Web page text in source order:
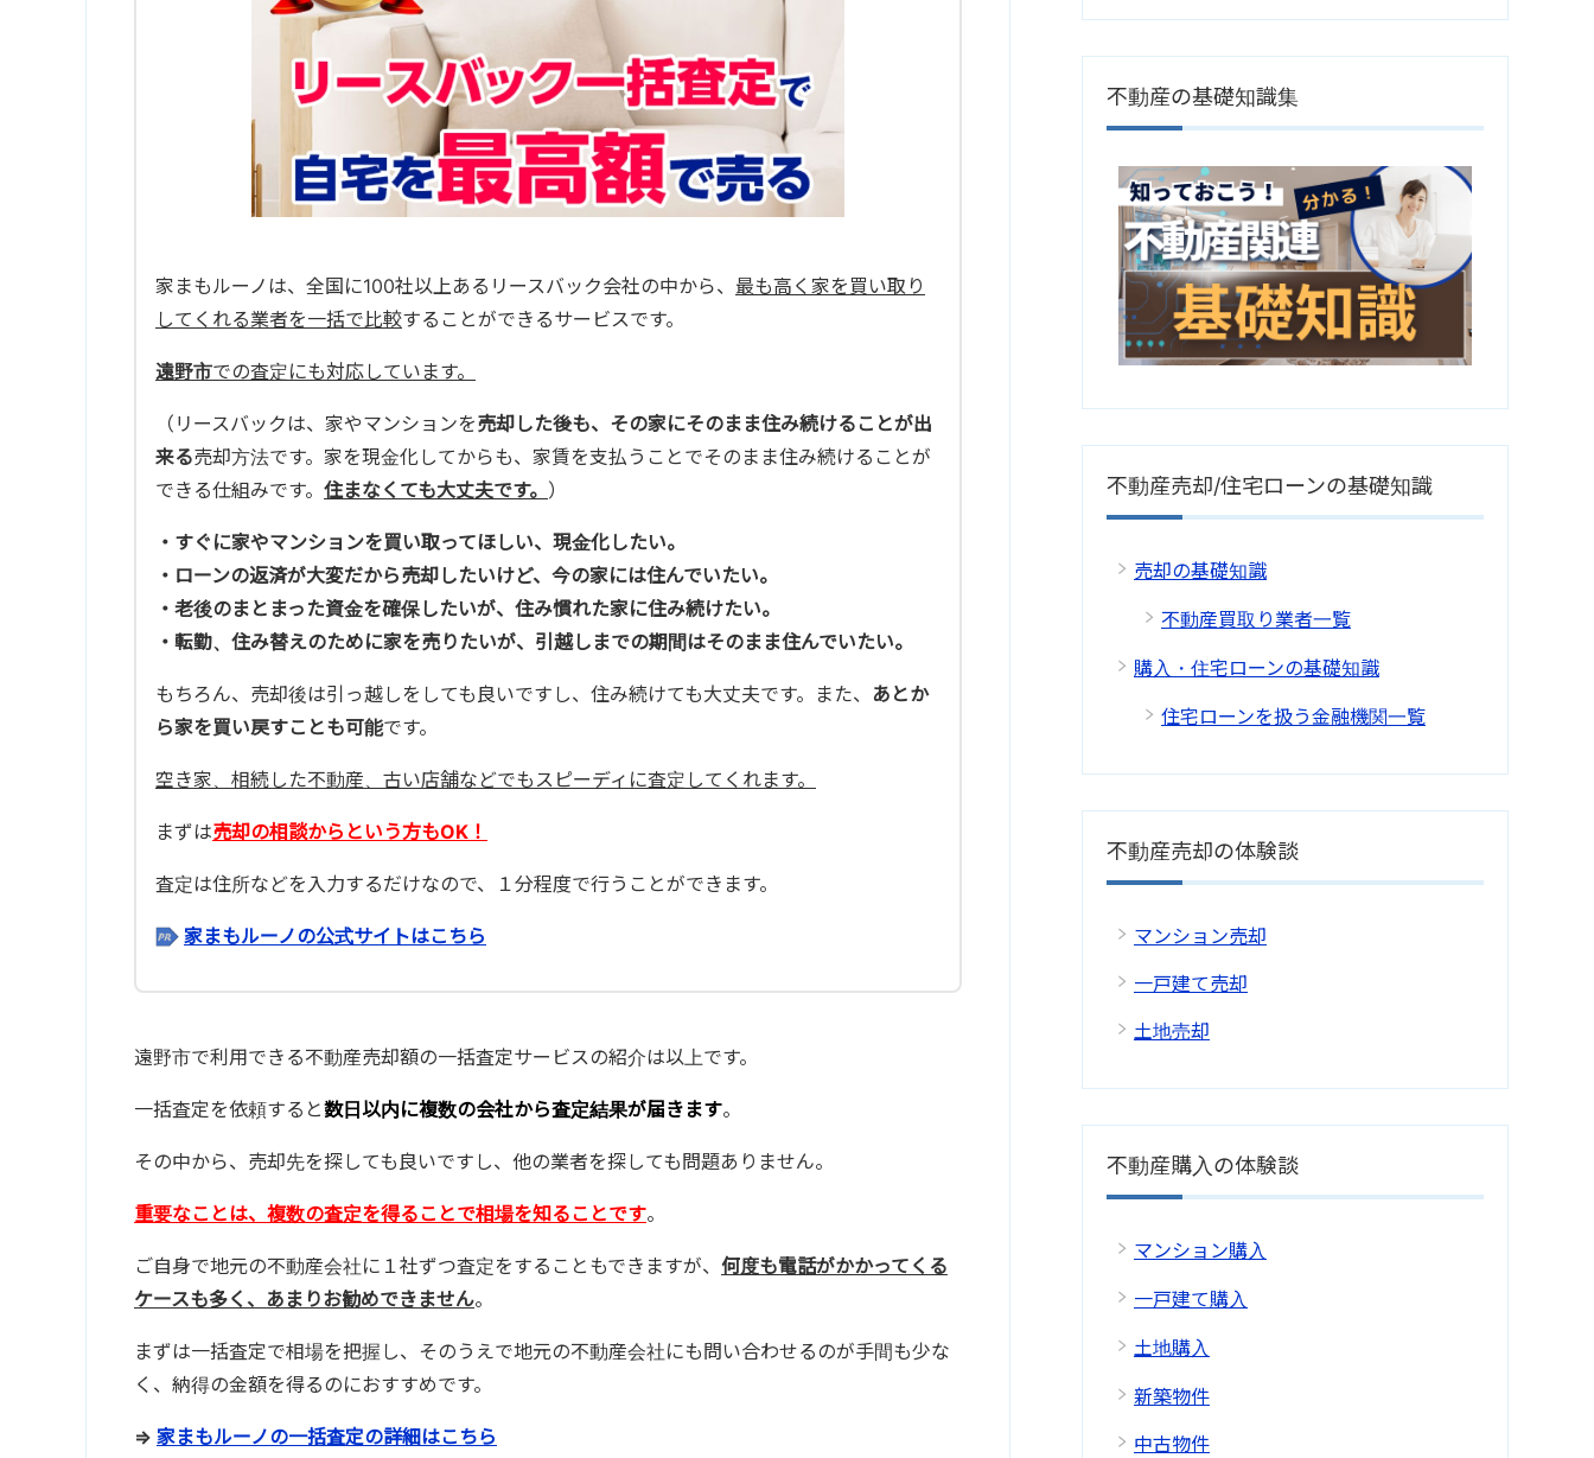
家まもルーノは、全国に100社以上あるリースバック会社の中から、 最も高く家を買い取り
してくれる業者を一括で比較することができるサービスです。
遠野市での査定にも対応しています。
（リースバックは、家やマンションを売却した後も、その家にそのまま住み続けることが出
来る売却方法です。家を現金化してからも、家賃を支払うことでそのまま住み続けることが
できる仕組みです。 住まなくても大丈夫です。 ）
・すぐに家やマンションを買い取ってほしい、現金化したい。
・ローンの返済が大変だから売却したいけど、今の家には住んでいたい。
・老後のまとまった資金を確保したいが、住み慣れた家に住み続けたい。
・転勤、住み替えのために家を売りたいが、引越しまでの期間はそのまま住んでいたい。
もちろん、売却後は引っ越しをしても良いですし、住み続けても大丈夫です。また、 あとか
ら家を買い戻すことも可能です。
空き家、相続した不動産、古い店舗などでもスピーディに査定してくれます。
まずは売却の相談からという方もOK！
査定は住所などを入力するだけなので、１分程度で行うことができます。
家まもルーノの公式サイトはこちら
遠野市で利用できる不動産売却額の一括査定サービスの紹介は以上です。
一括査定を依頼すると数日以内に複数の会社から査定結果が届きます。
その中から、売却先を探しても良いですし、他の業者を探しても問題ありません。
重要なことは、複数の査定を得ることで相場を知ることです。
ご自身で地元の不動産会社に１社ずつ査定をすることもできますが、 何度も電話がかかってくる
ケースも多く、あまりお勧めできません。
まずは一括査定で相場を把握し、そのうえで地元の不動産会社にも問い合わせるのが手間も少な
く、納得の金額を得るのにおすすめです。
⇒ 家まもルーノの一括査定の詳細はこちら
不動産の基礎知識集
不動産売却/住宅ローンの基礎知識
売却の基礎知識
不動産買取り業者一覧
購入・住宅ローンの基礎知識
住宅ローンを扱う金融機関一覧
不動産売却の体験談
マンション売却
一戸建て売却
土地売却
不動産購入の体験談
マンション購入
一戸建て購入
土地購入
新築物件
中古物件